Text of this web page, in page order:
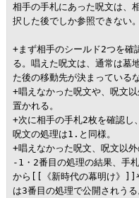
相手の手札にあった呪文は、
択した後でしか参照できない。
+まず相手のシールド2つを確
る。唱えた呪文は、通常は
た後の移動先が決まっている
+唱えなかった呪文や、呪文
置かれる。
+次に相手の手札2枚を確認し
呪文の処理は1.と同様。
+唱えなかった呪文、呪文以外
-1・2番目の処理の結果、手
から[[《新時代の幕明け》]]
は3番目の処理で公開されうる